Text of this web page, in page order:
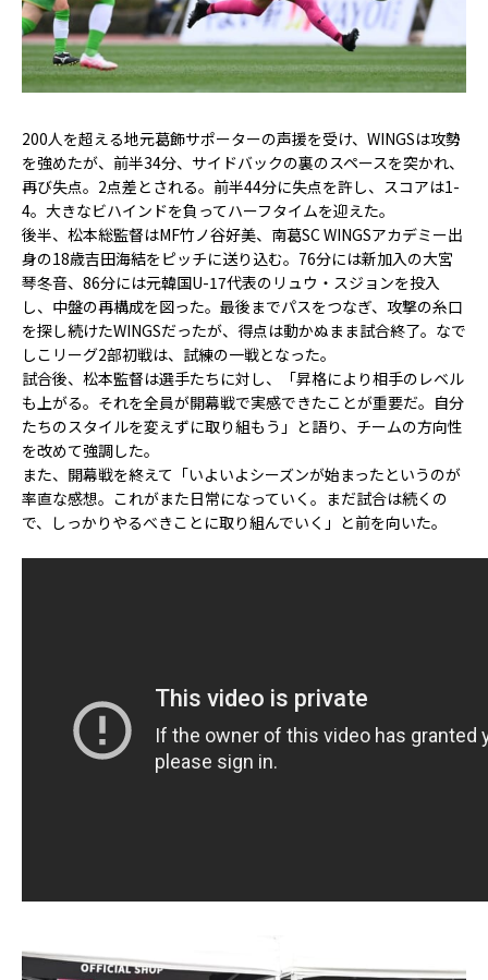
200人を超える地元葛飾サポーターの声援を受け、 WINGSは攻勢
を強めたが、前半34分、サイドバックの裏のスペースを突かれ、
再び失点。 2点差とされる。前半44分に失点を許し、スコアは1-
4。大きなビハインドを負ってハーフタイムを迎えた。
後半、松本総監督はMF竹ノ谷好美、南葛SC WINGSアカデミー出
身の18歳吉田海結をピッチに送り込む。 76分には新加入の大宮
琴冬音、 86分には元韓国U-17代表のリュウ・スジョンを投入
し、中盤の再構成を図った。最後までパスをつなぎ、攻撃の糸口
を探し続けたWINGSだったが、得点は動かぬまま試合終了。なで
しこリーグ2部初戦は、試練の一戦となった。
試合後、松本監督は選手たちに対し、「昇格により相手のレベル
も上がる。それを全員が開幕戦で実感できたことが重要だ。自分
たちのスタイルを変えずに取り組もう」と語り、チームの方向性
を改めて強調した。
また、開幕戦を終えて「いよいよシーズンが始まったというのが
率直な感想。これがまた日常になっていく。まだ試合は続くの
で、しっかりやるべきことに取り組んでいく」と前を向いた。